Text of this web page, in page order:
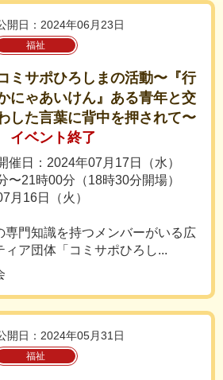
開日：2024年06月23日
福祉
ミサポひろしまの活動〜『行
にゃあいけん』ある青年と交
した言葉に背中を押されて〜
イベント終了
催日：2024年07月17日（水）
〜21時00分（18時30分開場）
月16日（火）
門知識を持つメンバーがいる広
ィア団体「コミサポひろし...
開日：2024年05月31日
福祉